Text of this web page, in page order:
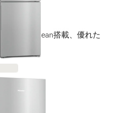
ComfortClean搭載、優れた